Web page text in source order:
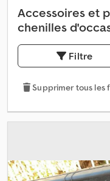
Accessoires et
chenilles
Filtre
Supprimer tous les